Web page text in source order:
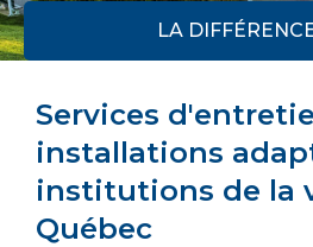
LA
Services
installations
institutions de la
Québec